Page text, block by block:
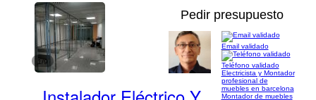
1/9
Pedir presupuesto
Email validado
Teléfono validado
Electricista y Montador
profesional de
muebles en barcelona
Montador de muebles